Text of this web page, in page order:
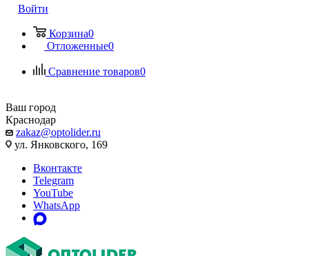
Войти
Корзина0
Отложенные0
Сравнение товаров0
Ваш город
Краснодар
zakaz@optolider.ru
ул. Янковского, 169
Вконтакте
Telegram
YouTube
WhatsApp